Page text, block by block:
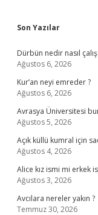
Sidebar
Son Yazılar
Dürbün nedir nasıl
Ağustos 6, 2026
Kur’an neyi emreder ?
Ağustos 6, 2026
Avrasya Üniversitesi
Ağustos 5, 2026
Açık küllü kumral için
Ağustos 4, 2026
Alice kız ismi mi erkek
Ağustos 3, 2026
Avcılara nereler yakın ?
Temmuz 30, 2026